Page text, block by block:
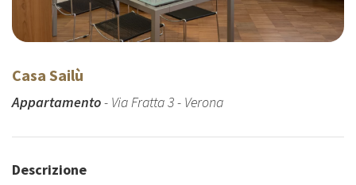
Casa Sailù
Appartamento- Via Fratta 3 - Verona
Descrizione